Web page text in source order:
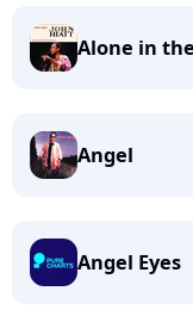
Alone in
Angel
Angel Eyes